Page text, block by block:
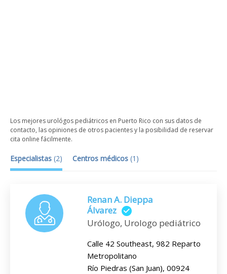
Los mejores urológos pediátricos en Puerto Rico con sus datos de
contacto, las opiniones de otros pacientes y la posibilidad de reservar
cita online fácilmente.
Especialistas (2) Centros médicos (1 )
Renan A. Dieppa
Álvarez
Urólogo, Urologo pediátrico
Calle 42 Southeast, 982 Reparto
Metropolitano
Río Piedras (San Juan), 00924